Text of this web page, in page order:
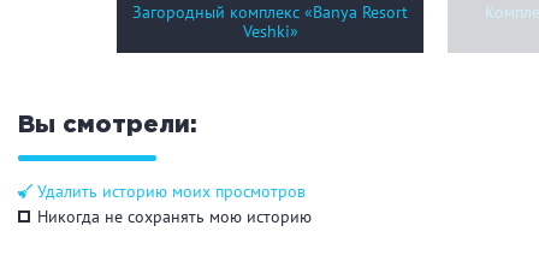
Круглосуточно
Банный комплекс
Загородный комплекс «Banya Resort
Veshki»
Вы смотрели:
Удалить историю моих просмотров
Никогда не сохранять мою историю